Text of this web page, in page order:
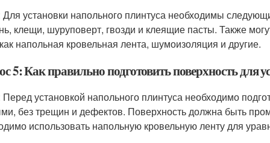
Для установки напольного плинтуса необходимы
клещи, шуруповерт, гвозди и клеящие пасты. Также
напольная кровельная лента, шумоизоляция и другие.
5: Как правильно подготовить поверхность для
Перед установкой напольного плинтуса необходимо
без трещин и дефектов. Поверхность должна быть
использовать напольную кровельную ленту для